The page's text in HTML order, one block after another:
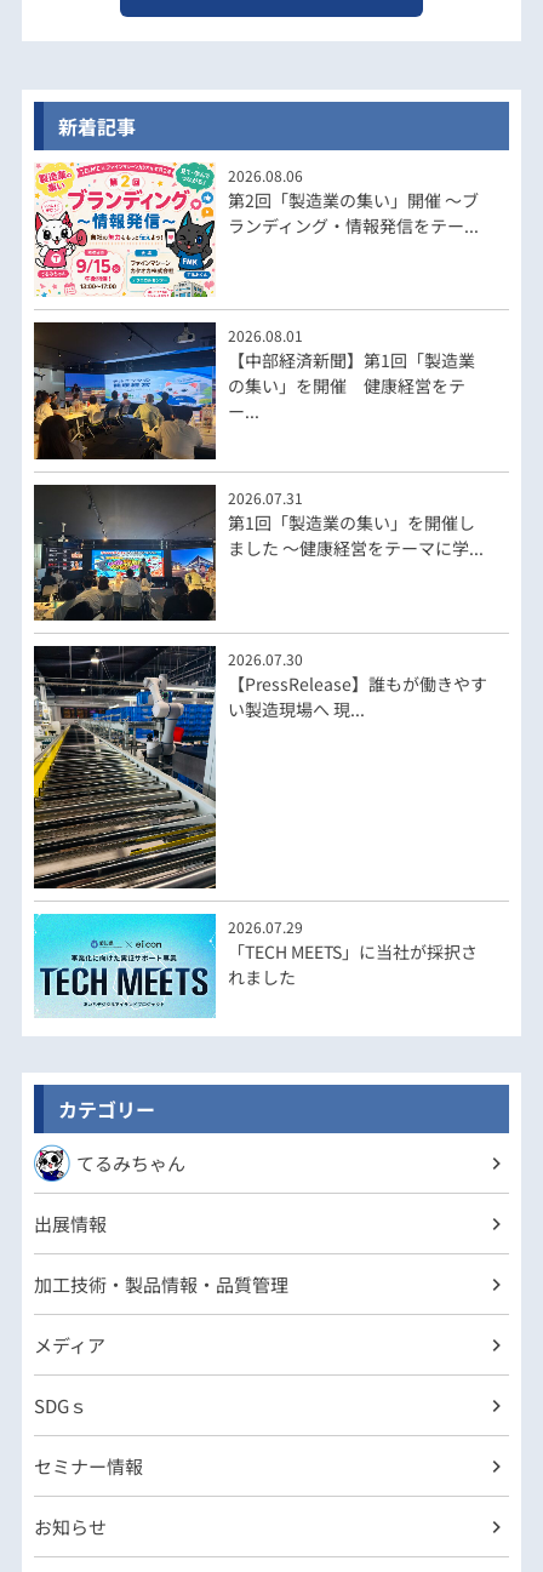
新着記事
2026.08.06
第2回「製造業の集い」開催 ～ブ
ランディング・情報発信をテー...
2026.08.01
【中部経済新聞】第1回「製造業
の集い」を開催 健康経営をテ
ー...
2026.07.31
第1回「製造業の集い」を開催し
ました ～健康経営をテーマに学...
2026.07.30
【PressRelease】誰もが働きやす
い製造現場へ 現...
2026.07.29
「TECH MEETS」に当社が採択さ
れました
カテゴリー
てるみちゃん
出展情報
加工技術・製品情報・品質管理
メディア
SDGｓ
セミナー情報
お知らせ